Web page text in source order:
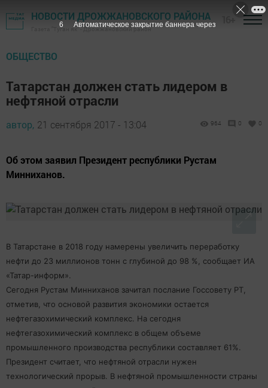
НОВОСТИ ДРОЖЖАНОВСКОГО РАЙОНА
Газета "Туган як" - Дрожжановский район
ОБЩЕСТВО
Татарстан должен стать лидером в
нефтяной отрасли
автор, 21 сентября 2017 - 13:04 964 0 0
Об этом заявил Президент республики Рустам
Минниханов.
В Татарстане в 2018 году намерены увеличить переработку
нефти до 23 миллионов тонн с глубиной до 98 %, сообщает ИА
«Татар-информ».
Сегодня Рустам Минниханов зачитал послание Госсовету РТ,
отметив, что основой развития экономики остается
нефтегазохимический комплекс. На сегодня
нефтегазохимический комплекс в общем объеме
промышленного производства республики составляет 61%.
Президент считает, что нефтяной отрасли нужен
технологический прорыв. В нефтяной промышленности страны
5 Автоматическое закрытие баннера через